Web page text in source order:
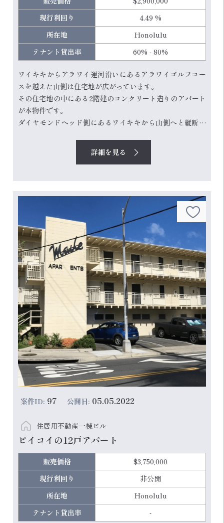
現行利回り
4.49 %
所在地
Honolulu
テナント貸出率
60% - 80%
ワイキキからアラワイ運河沿いにあるアラワイゴルフコー
スを越えた山側は住宅地が広がっています。
その住宅地の中にある2階建のコンクリート造りのアパート
が本物件です。
ダイヤモンドヘッド側にあるワイキキから山側へと縦断す
徒歩圏内に大型スーパーSafeway、スターバックスや
Zippyといったチェーン店から地元のレストランまである好
＜本物件の特徴＞
- 2ベッドルーム/1バスルームが6部屋、1ベッド...
詳細を見る
案件ID: 97 公開日: 05.05.2022
住居用不動産一棟ビル
ピイコイの12戸アパート
販売価格
$3,750,000
現行利回り
非公開
所在地
Honolulu
テナント貸出率
-